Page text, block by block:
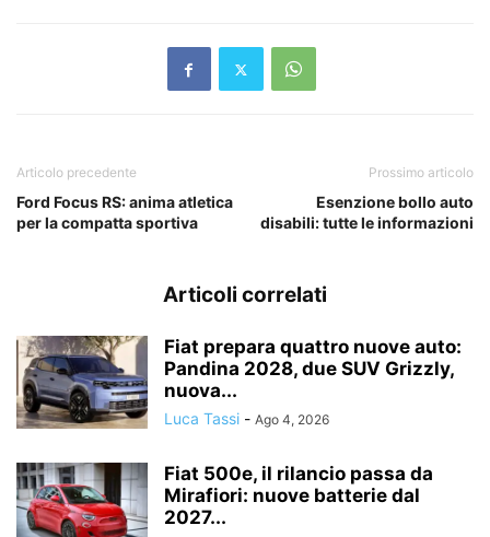
Articolo precedente
Ford Focus RS: anima atletica
per la compatta sportiva
Prossimo articolo
Esenzione bollo auto
disabili: tutte le informazioni
Articoli correlati
Fiat prepara quattro nuove auto:
Pandina 2028, due SUV Grizzly,
nuova...
Luca Tassi - Ago 4, 2026
Fiat 500e, il rilancio passa da
Mirafiori: nuove batterie dal
2027...